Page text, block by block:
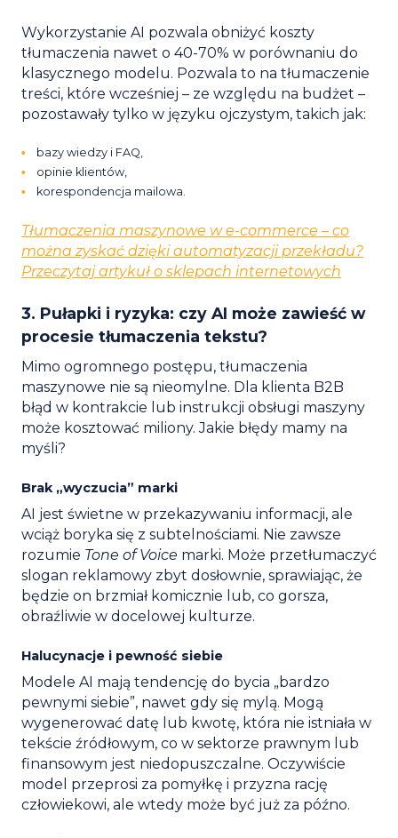
Wykorzystanie AI pozwala obniżyć koszty
tłumaczenia nawet o 40-70% w porównaniu do
klasycznego modelu. Pozwala to na tłumaczenie
treści, które wcześniej – ze względu na budżet –
pozostawały tylko w języku ojczystym, takich jak:
bazy wiedzy i FAQ,
opinie klientów,
korespondencja mailowa.
Tłumaczenia maszynowe w e-commerce – co
można zyskać dzięki automatyzacji przekładu?
Przeczytaj artykuł o sklepach internetowych
3. Pułapki i ryzyka: czy AI może zawieść w
procesie tłumaczenia tekstu?
Mimo ogromnego postępu, tłumaczenia
maszynowe nie są nieomylne. Dla klienta B2B
błąd w kontrakcie lub instrukcji obsługi maszyny
może kosztować miliony. Jakie błędy mamy na
myśli?
Brak „wyczucia” marki
AI jest świetne w przekazywaniu informacji, ale
wciąż boryka się z subtelnościami. Nie zawsze
rozumie Tone of Voice marki. Może przetłumaczyć
slogan reklamowy zbyt dosłownie, sprawiając, że
będzie on brzmiał komicznie lub, co gorsza,
obraźliwie w docelowej kulturze.
Halucynacje i pewność siebie
Modele AI mają tendencję do bycia „bardzo
pewnymi siebie”, nawet gdy się mylą. Mogą
wygenerować datę lub kwotę, która nie istniała w
tekście źródłowym, co w sektorze prawnym lub
finansowym jest niedopuszczalne. Oczywiście
model przeprosi za pomyłkę i przyzna rację
człowiekowi, ale wtedy może być już za późno.